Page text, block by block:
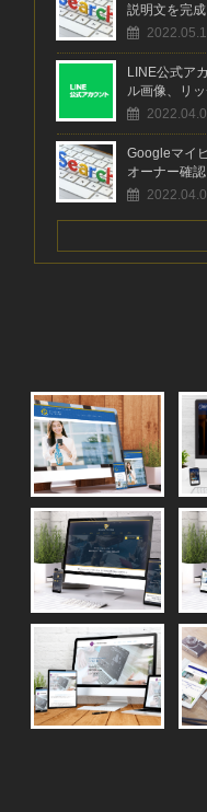
説明文を完成
LINE公式ア
ル画像、リ
Googleマイ
オーナー確